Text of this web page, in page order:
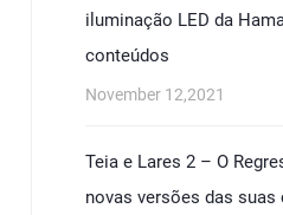
iluminação LED da
conteúdos
November 12,2021
Teia e Lares 2 – O
novas versões das